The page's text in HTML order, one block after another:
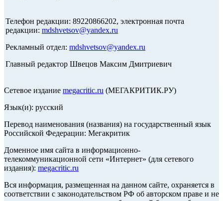
Телефон редакции: 89220866202, электронная почта
редакции: mdshvetsov@yandex.ru
Рекламный отдел: mdshvetsov@yandex.ru
Главный редактор Швецов Максим Дмитриевич
Сетевое издание megacritic.ru (МЕГАКРИТИК.РУ)
Язык(и): русский
Перевод наименования (названия) на государственный язык
Российской Федерации: Мегакритик
Доменное имя сайта в информационно-
телекоммуникационной сети «Интернет» (для сетевого
издания): megacritic.ru
Вся информация, размещенная на данном сайте, охраняется в
соответствии с законодательством РФ об авторском праве и не